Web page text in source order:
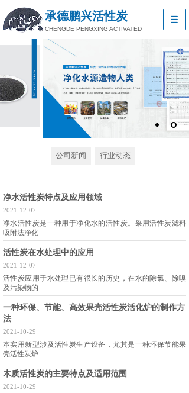
CHENGDE PENGXING ACTIVATED
承德鹏兴活性炭
公司新闻 行业动态
净水活性炭特点及应用领域
2021-12-07
净水活性炭是一种用于净化水的活性炭。采用活性炭滤料
吸附法净化
活性炭在水处理中的应用
2021-12-07
活性炭应用于水处理已有很长的历史，在水的除氯、除嗅
及污染物的
一种环保、节能、高效果壳活性炭活化炉的制作方
法
2021-10-29
本实用新型涉及活性炭生产设备，尤其是一种环保节能果
壳活性炭炉
木质活性炭的主要特点及适用范围
2021-10-29